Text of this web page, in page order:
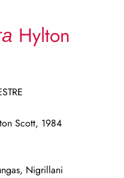
Hylton
Scott, 1984
Nigrillani